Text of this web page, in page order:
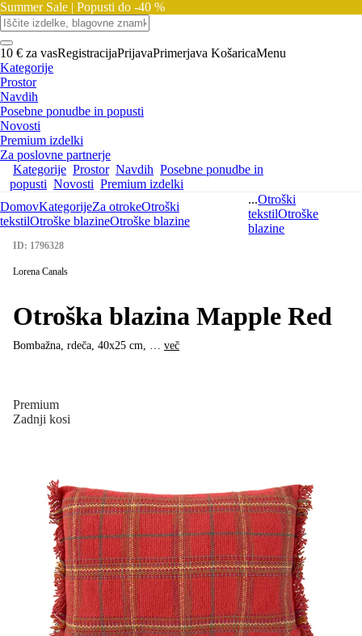
Summer Sale | Popusti do -40 %
10 € za vasRegistracijaPrijavaPrimerjava KošaricaMenu
Kategorije
Prostor
Navdih
Posebne ponudbe in popusti
Novosti
Premium izdelki
Za poslovne partnerje
Kategorije Prostor Navdih Posebne ponudbe in
popusti Novosti Premium izdelki
DomovKategorijeZa otrokeOtroški
tekstilOtroške blazineOtroške blazine
...Otroški
tekstilOtroške
blazine
Premium
Zadnji kosi
ID: 1796328
Lorena Canals
Otroška blazina Mapple Red
Bombažna, rdeča, 40x25 cm, … več